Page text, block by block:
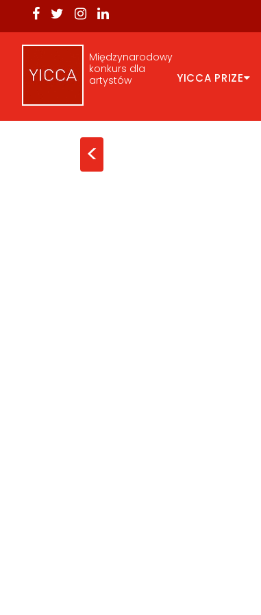
Międzynarodowy
konkurs dla
artystów
YICCA PRIZE
<